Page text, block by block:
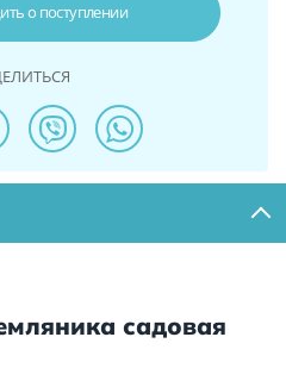
о поступлении
садовая